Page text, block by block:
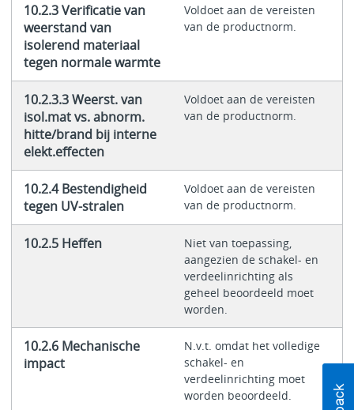
10.2.3 Verificatie van
weerstand van
isolerend materiaal
tegen normale warmte
Voldoet aan de vereisten
van de productnorm.
10.2.3.3 Weerst. van
isol.mat vs. abnorm.
hitte/brand bij interne
elekt.effecten
Voldoet aan de vereisten
van de productnorm.
10.2.4 Bestendigheid
tegen UV-stralen
Voldoet aan de vereisten
van de productnorm.
10.2.5 Heffen
Niet van toepassing,
aangezien de schakel- en
verdeelinrichting als
geheel beoordeeld moet
worden.
10.2.6 Mechanische
impact
N.v.t. omdat het volledige
schakel- en
verdeelinrichting moet
worden beoordeeld.